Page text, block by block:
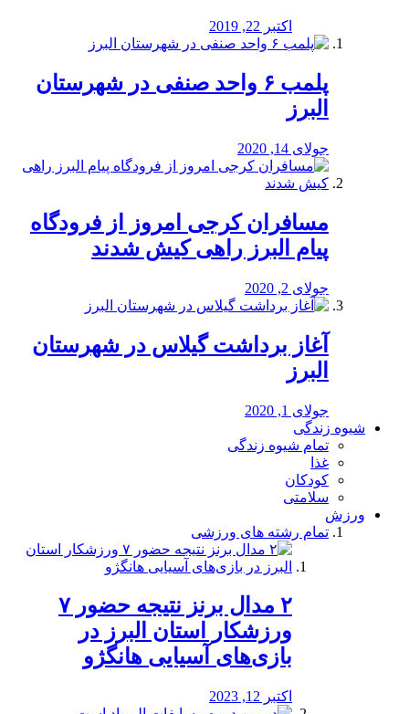
اکتبر 22, 2019
پلمب ۶ واحد صنفی در شهرستان
البرز
جولای 14, 2020
مسافران کرجی امروز از فرودگاه
پیام البرز راهی کیش شدند
جولای 2, 2020
آغاز برداشت گیلاس در شهرستان
البرز
جولای 1, 2020
شیوه زندگی
تمام شیوه زندگی
غذا
کودکان
سلامتی
ورزش
تمام رشته های ورزشی
۲ مدال برنز نتیجه حضور ۷
ورزشکار استان البرز در
بازی‌های آسیایی هانگژو
اکتبر 12, 2023